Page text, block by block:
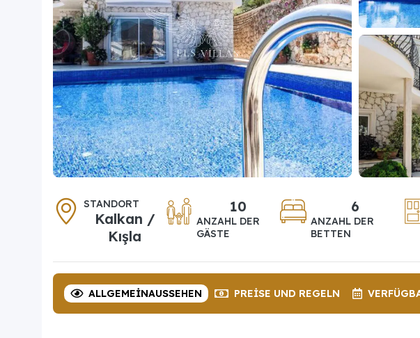
STANDORT
Kalkan /
Kışla
10
ANZAHL DER
GÄSTE
6
ANZAHL DER
BETTEN
ALLGEMEINAUSSEHEN PREISE UND REGELN